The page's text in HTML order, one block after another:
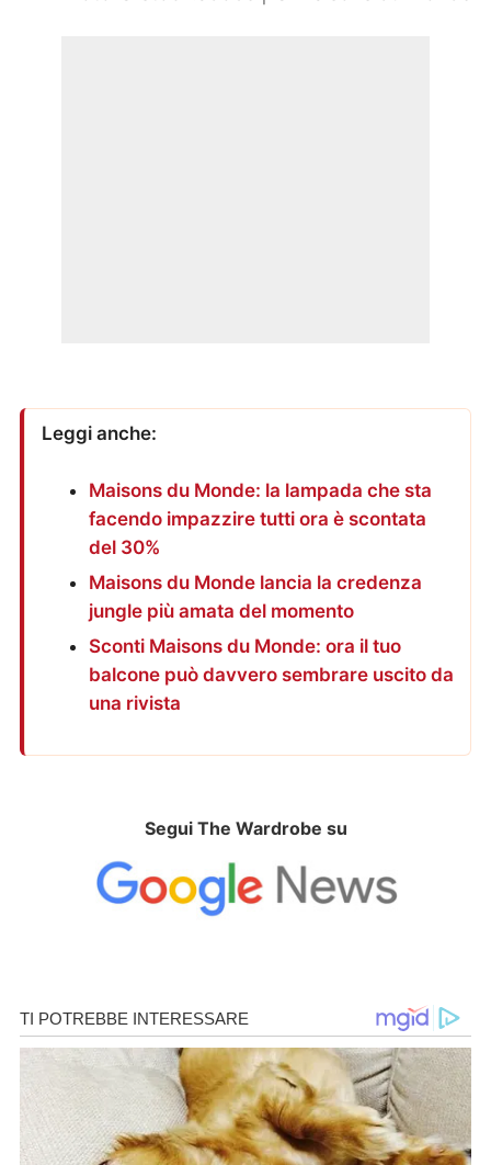
Leggi anche:
Maisons du Monde: la lampada che sta
facendo impazzire tutti ora è scontata
del 30%
Maisons du Monde lancia la credenza
jungle più amata del momento
Sconti Maisons du Monde: ora il tuo
balcone può davvero sembrare uscito da
una rivista
Segui The Wardrobe su